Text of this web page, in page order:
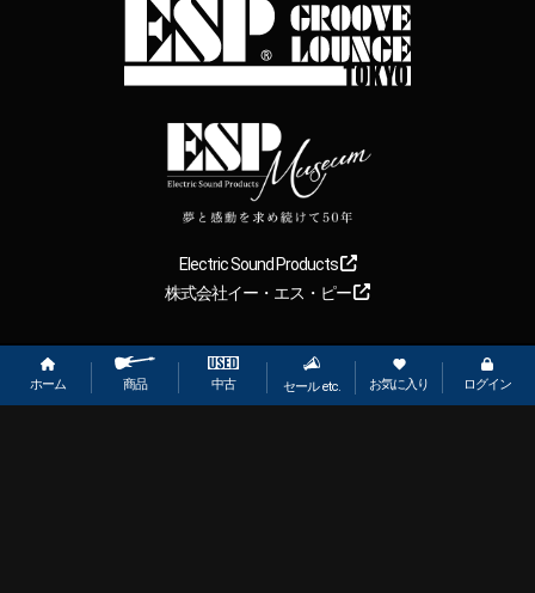
ホーム 商品 中古 セール etc. お気に入り ログイン
Electric Sound Products
株式会社イー・エス・ピー
Copyright 2026【ESP直営】BIGBOSS オンラインマーケット(ギター＆
ベース). All rights reserved.